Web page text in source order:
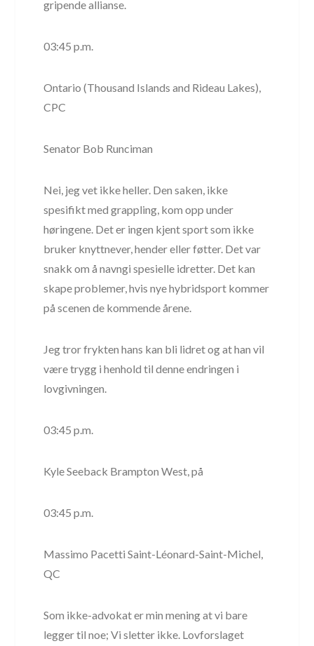
gripende allianse.
03:45 p.m.
Ontario (Thousand Islands and Rideau Lakes),
CPC
Senator Bob Runciman
Nei, jeg vet ikke heller. Den saken, ikke
spesifikt med grappling, kom opp under
høringene. Det er ingen kjent sport som ikke
bruker knyttnever, hender eller føtter. Det var
snakk om å navngi spesielle idretter. Det kan
skape problemer, hvis nye hybridsport kommer
på scenen de kommende årene.
Jeg tror frykten hans kan bli lidret og at han vil
være trygg i henhold til denne endringen i
lovgivningen.
03:45 p.m.
Kyle Seeback Brampton West, på
03:45 p.m.
Massimo Pacetti Saint-Léonard-Saint-Michel,
QC
Som ikke-advokat er min mening at vi bare
legger til noe; Vi sletter ikke. Lovforslaget